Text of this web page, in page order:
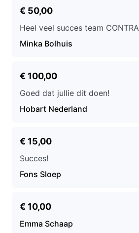
€ 50,00
Heel veel succes team
Minka Bolhuis
€ 100,00
Goed dat jullie dit doen!
Hobart Nederland
€ 15,00
Succes!
Fons Sloep
€ 10,00
Emma Schaap